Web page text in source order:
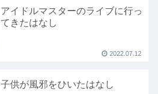
アイドルマスターのライブに行っ
てきたはなし
2022.07.12
子供が風邪をひいたはなし